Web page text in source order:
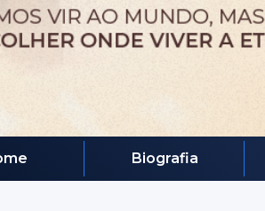
Biografia